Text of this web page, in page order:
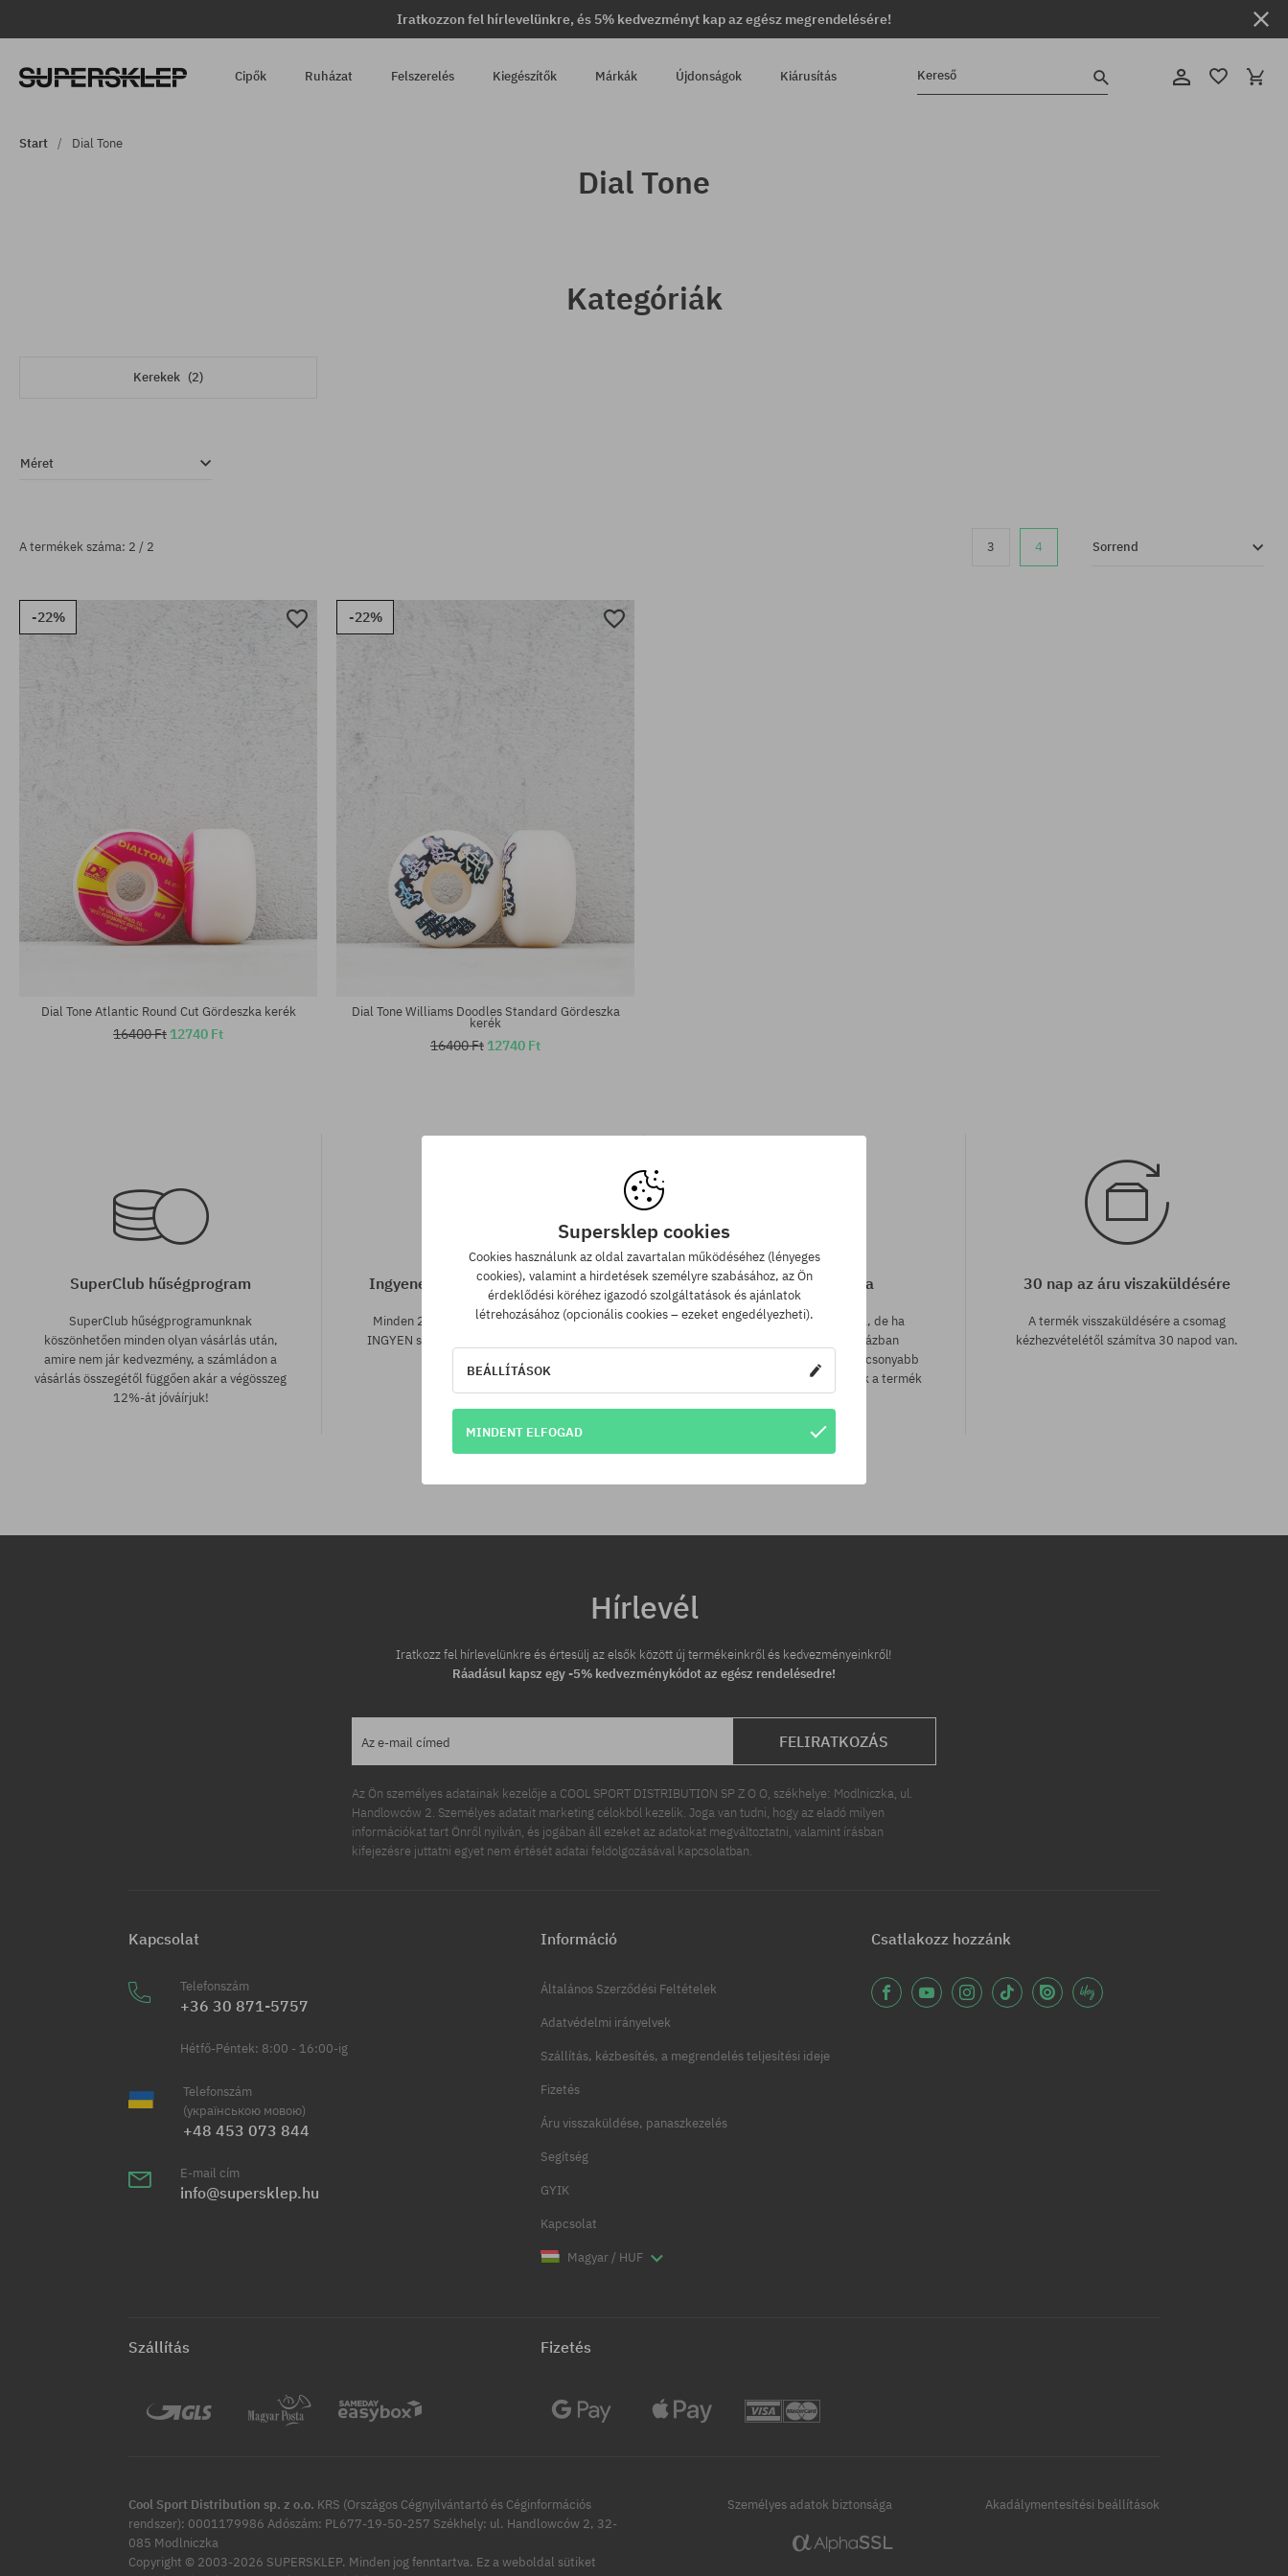
Iratkozzon fel hírlevelünkre, és 5% kedvezményt kap az egész megrendelésére!
Cipők Ruházat Felszerelés Kiegészítők Márkák Újdonságok Kiárusítás Kereső
Start Dial Tone
Dial Tone
Kategóriák
Kerekek (2)
Méret
A termékek száma: 2 / 2 3 4 Sorrend
-22%
Dial Tone Atlantic Round Cut Gördeszka kerék
16400 Ft 12740 Ft
-22%
Dial Tone Williams Doodles Standard Gördeszka
kerék
16400 Ft 12740 Ft
SuperClub hűségprogram
SuperClub hűségprogramunknak
köszönhetően minden olyan vásárlás után,
amire nem jár kedvezmény, a számládon a
vásárlás összegétől függően akár a végösszeg
12%-át jóváírjuk!
Ingyenes szállítás 25 000 Ft-tól
Minden 25 000 Ft. feletti megrendelést
INGYEN szállítunk GLS átvételi pontokra.
Legjobb ár garancia
A legjobb árak nálunk vannak, de ha
véletlenül egy más webáruházban
megtalálnád a termékünket alacsonyabb
áron, akkor csak neked levisszük a termék
árát!
30 nap az áru viszaküldésére
A termék visszaküldésére a csomag
kézhezvételétől számítva 30 napod van.
Hírlevél
Iratkozz fel hírlevelünkre és értesülj az elsők között új termékeinkről és kedvezményeinkről!
Ráadásul kapsz egy -5% kedvezménykódot az egész rendelésedre!
Az e-mail címed FELIRATKOZÁS
Az Ön személyes adatainak kezelője a COOL SPORT DISTRIBUTION SP Z O O, székhelye: Modlniczka, ul.
Handlowców 2. Személyes adatait marketing célokból kezelik. Joga van tudni, hogy az eladó milyen
információkat tart Önről nyilván, és jogában áll ezeket az adatokat megváltoztatni, valamint írásban
kifejezésre juttatni egyet nem értését adatai feldolgozásával kapcsolatban.
Kapcsolat
Telefonszám
+36 30 871-5757
Hétfő-Péntek: 8:00 - 16:00-ig
Telefonszám
(українською мовою)
+48 453 073 844
E-mail cím
info@supersklep.hu
Információ
Általános Szerződési Feltételek
Adatvédelmi irányelvek
Szállítás, kézbesítés, a megrendelés teljesítési ideje
Fizetés
Áru visszaküldése, panaszkezelés
Segítség
GYIK
Kapcsolat
Magyar / HUF
Csatlakozz hozzánk
Szállítás Fizetés
Cool Sport Distribution sp. z o.o. KRS (Országos Cégnyilvántartó és Céginformációs
rendszer): 0001179986 Adószám: PL677-19-50-257 Székhely: ul. Handlowców 2, 32-
085 Modlniczka
Copyright © 2003-2026 SUPERSKLEP. Minden jog fenntartva. Ez a weboldal sütiket
Személyes adatok biztonsága Akadálymentesítési beállítások
Supersklep cookies
Cookies használunk az oldal zavartalan működéséhez (lényeges
cookies), valamint a hirdetések személyre szabásához, az Ön
érdeklődési köréhez igazodó szolgáltatások és ajánlatok
létrehozásához (opcionális cookies – ezeket engedélyezheti).
BEÁLLÍTÁSOK
MINDENT ELFOGAD